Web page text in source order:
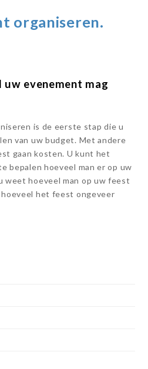
organiseren.
uw evenement mag
is de eerste stap die u
van uw budget. Met andere
gaan kosten. U kunt het
bepalen hoeveel man er op uw
weet hoeveel man op uw feest
het feest ongeveer